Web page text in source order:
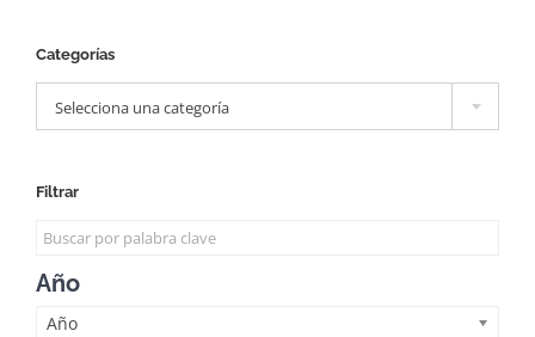
Categorías
Selecciona una categoría
Filtrar
Año
Año